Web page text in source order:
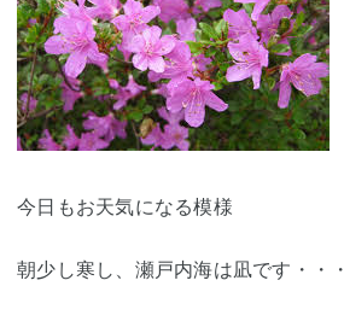
今日もお天気になる模様
朝少し寒し、瀬戸内海は凪です・・・